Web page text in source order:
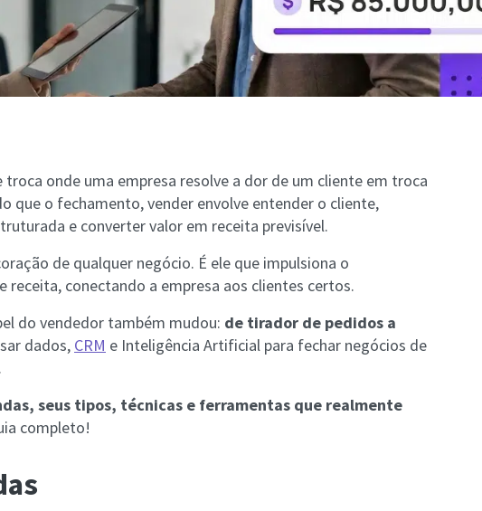
onde uma empresa resolve a dor de um cliente em troca
que o fechamento, vender envolve entender o cliente,
e converter valor em receita previsível.
de qualquer negócio. É ele que impulsiona o
receita, conectando a empresa aos clientes certos.
do vendedor também mudou: de tirador de pedidos a
dados, CRM e Inteligência Artificial para fechar negócios de
seus tipos, técnicas e ferramentas que realmente
completo!